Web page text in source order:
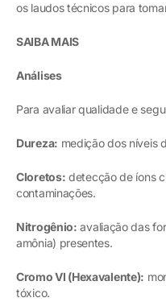
os laudos técnicos para
SAIBA MAIS
Análises
Para avaliar qualidade e
Dureza: medição dos níveis
Cloretos: detecção de íons
contaminações.
Nitrogênio: avaliação das
amônia) presentes.
Cromo VI (Hexavalente):
tóxico.